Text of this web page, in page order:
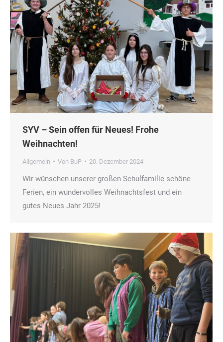
SYV – Sein offen für Neues! Frohe
Weihnachten!
Allgemein Von BuP 20. Dezember 2024
Wir wünschen unserer großen Schulfamilie schöne
Ferien, ein wundervolles Weihnachtsfest und ein
gutes Neues Jahr 2025!